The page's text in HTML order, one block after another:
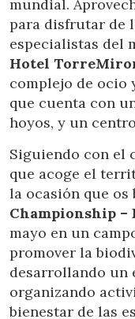
mundial.
para disfrutar de
especialistas del
Hotel
complejo de ocio
que cuenta con
hoyos, y un
Siguiendo con el
que acoge el
la ocasión que os
Championship –
mayo en un
promover la
desarrollando un
organizando
bienestar de las
Estas cookies son
sobre las
a través de la
navegación. Gracias
de navegación en el
relacionada con el